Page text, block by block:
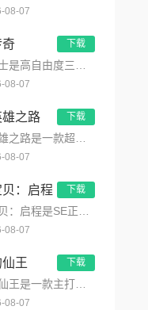
08-07
奇
棍子骑士是高自由度三职业侠客传奇手游，主打百种技能自由搭配！解锁海量天赋与被动效果，搭配炫酷粒子技能特效，刷...
08-07
下载
之路
我的英雄之路是一款超人气动漫正版改编的0.1折高福利卡牌策略手游，以经典进击主题世界观为核心，高度还原原作剧...
08-07
下载
：启程
魔力宝贝：启程是SE正版授权放置回合卡牌RPG手游，复刻法兰王国经典剧情与Q版画风！融合离线挂机、自由转职、...
08-07
下载
王
逆袭的仙王是一款主打沉浸式剧情的东方仙侠多人角色扮演手游，打破传统凡人逆袭的老旧叙事，打造独树一帜的仙王回归...
08-07
下载